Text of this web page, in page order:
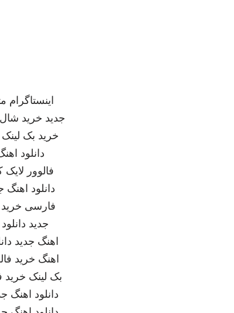
اینستاگرام
جدید خرید
خرید بک لینک
دانلود
فالوور لایک
دانلود اهنگ
فارسی
جدید
اهنگ جدید
اهنگ خرید
بک لینک خرید
دانلود اهنگ